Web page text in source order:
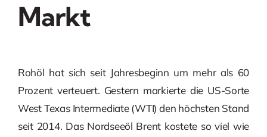
Markt
Rohöl hat sich seit Jahresbeginn um mehr als 60
Prozent verteuert. Gestern markierte die US-Sorte
West Texas Intermediate (WTI) den höchsten Stand
seit 2014. Das Nordseeöl Brent kostete so viel wie